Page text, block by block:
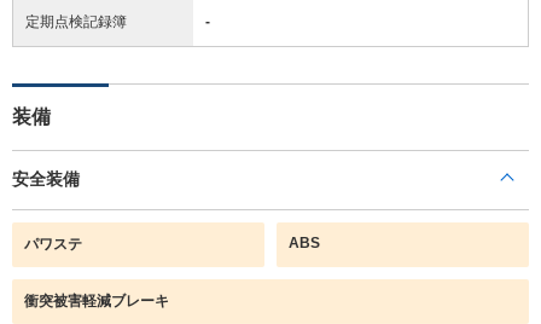
定期点検記録簿 -
装備
安全装備
パワステ ABS
衝突被害軽減ブレーキ